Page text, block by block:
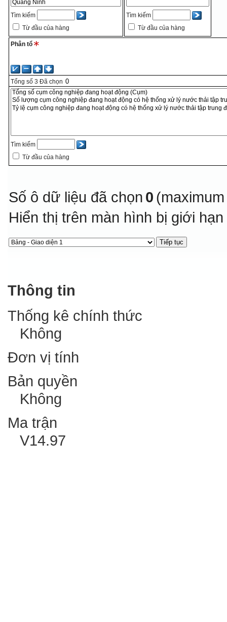
Tìm kiếm
Từ đầu của hàng
Tìm kiếm
Từ đầu của hàng
Phân tổ
Tổng số 3 Đã chọn
Tìm kiếm
Từ đầu của hàng
Số ô dữ liệu đã chọn 0
Hiển thị trên màn hình bị giới
Thông tin
Thống kê chính thức
Không
Đơn vị tính
Bản quyền
Không
Ma trận
V14.97